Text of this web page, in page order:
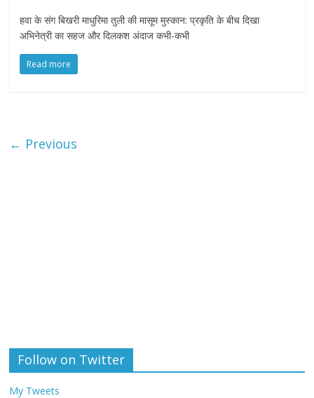
हवा के संग बिखरी माधुरिमा तुली की मासूम मुस्कान: प्रकृति के बीच दिखा
अभिनेत्री का सहज और दिलकश अंदाज कभी-कभी
Read more
← Previous
Follow on Twitter
My Tweets